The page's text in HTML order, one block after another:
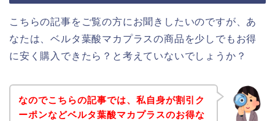
こちらの記事をご覧の方にお聞きしたいのですが、あ
なたは、ベルタ葉酸マカプラスの商品を少しでもお得
に安く購入できたら？と考えていないでしょうか？
なのでこちらの記事では、私自身が割引ク
ーポンなどベルタ葉酸マカプラスのお得な